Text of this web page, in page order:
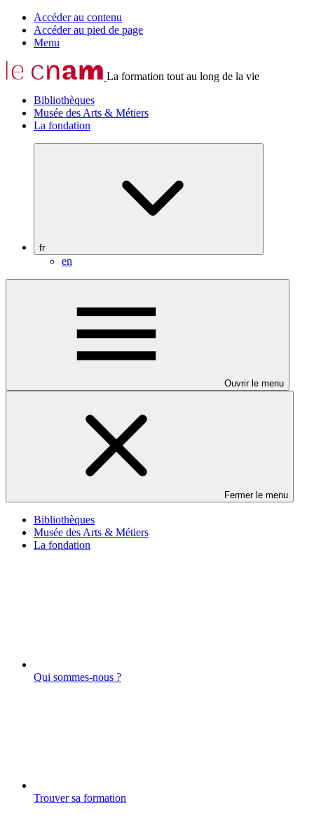
Accéder au contenu
Accéder au pied de page
Menu
La formation tout au long de la vie
Bibliothèques
Musée des Arts & Métiers
La fondation
fr
en
Ouvrir le menu
Fermer le menu
Bibliothèques
Musée des Arts & Métiers
La fondation
Qui sommes-nous ?
Trouver sa formation